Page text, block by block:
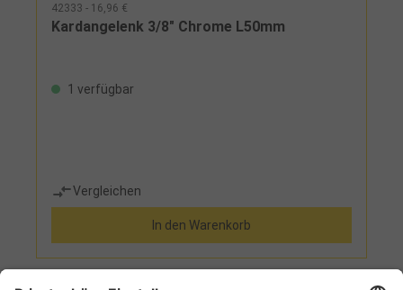
42333 - 16,96 €
Kardangelenk 3/8" Chrome L50mm
1 verfügbar
Vergleichen
In den Warenkorb